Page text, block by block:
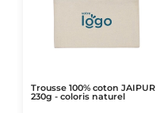
Trousse 100% coton JAIPUR
230g - coloris naturel